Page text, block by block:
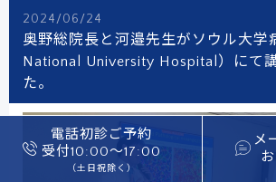
2024/06/24
奥野総院長と河邉先生がソウル大学
National University Hospital）にて
た。
電話初診ご予約
受付10:00〜17:00
（土日祝除く）
メ